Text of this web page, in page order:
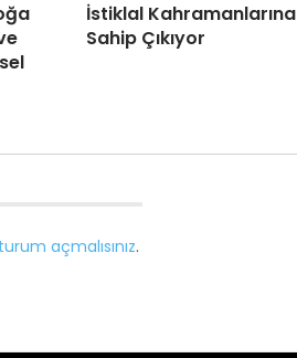
İstiklal Kahramanlarına
Sahip Çıkıyor
açmalısınız.